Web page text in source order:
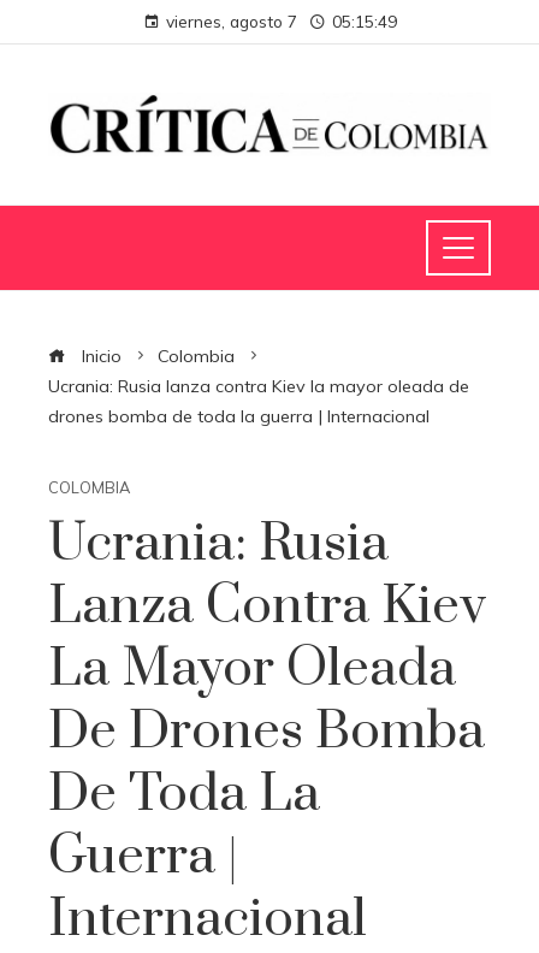
viernes, agosto 7 05:15:49
Inicio
Colombia
Ucrania: Rusia lanza contra Kiev la mayor oleada de
drones bomba de toda la guerra | Internacional
COLOMBIA
Ucrania: Rusia
Lanza Contra Kiev
La Mayor Oleada
De Drones Bomba
De Toda La
Guerra |
Internacional